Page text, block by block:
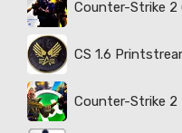
Counter-Strike 2
CS 1.6
Counter-Strike 2